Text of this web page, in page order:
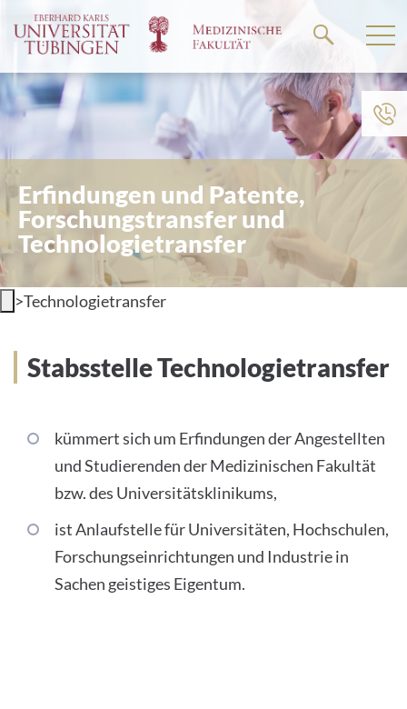
zum
Erfindungen und Patente,
Forschungstransfer und
Technologietransfer
>Technologietransfer
Stabsstelle Technologietransfer
kümmert sich um Erfindungen der Angestellten
und Studierenden der Medizinischen Fakultät
bzw. des Universitätsklinikums,
ist Anlaufstelle für Universitäten, Hochschulen,
Forschungseinrichtungen und Industrie in
Sachen geistiges Eigentum.